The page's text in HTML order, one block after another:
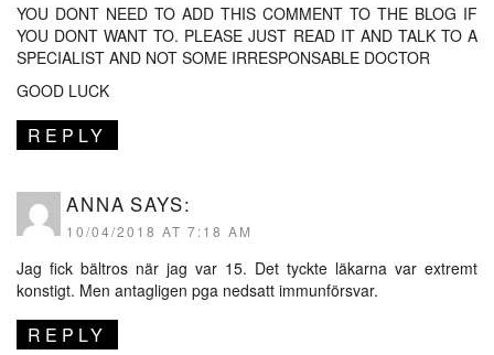
YOU DONT NEED TO ADD THIS COMMENT TO THE BLOG IF
YOU DONT WANT TO. PLEASE JUST READ IT AND TALK TO A
SPECIALIST AND NOT SOME IRRESPONSABLE DOCTOR
GOOD LUCK
REPLY
ANNA SAYS:
10/04/2018 AT 7:18 AM
Jag fick bältros när jag var 15. Det tyckte läkarna var extremt
konstigt. Men antagligen pga nedsatt immunförsvar.
REPLY